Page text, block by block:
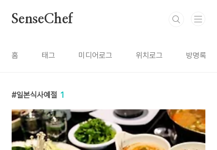
SenseChef
홈 태그 미디어로그 위치로그 방명록
일본식사예절 1